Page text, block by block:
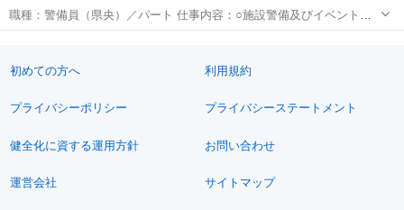
職種：警備員（県央）／パート 仕事内容：○施設警備及びイベント警
備 ＊店舗駐車場での車の誘導 ＊建物内外で
長崎県諫早...
初めての方へ 利用規約
プライバシーポリシー プライバシーステートメント
健全化に資する運用方針 お問い合わせ
運営会社 サイトマップ